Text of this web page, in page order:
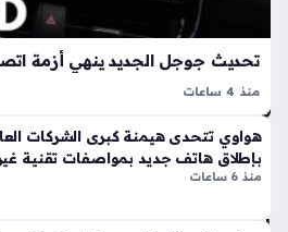
ت
وق
الإل
كتر
وني
ة
يثي
اؤلا
منذ 4 ساعات
إتاحته لمستخدمي أنظمة السيارات، حيث
إنهاء حالة الارتباك التي واجهت العديد
هواوي تتحدى هيمنة كبرى الشركات
بإطلاق هاتف جديد بمواصفات تقنية
منذ 6 ساعات